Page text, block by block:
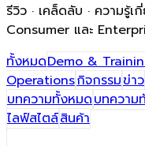
รีวิว · เคล็ดลับ · ความรู้
Consumer และ
ทั้งหมดDemo &
Operationsกิจกรรมข่าว
บทความทั้งหมดบทความ
ไลฟ์สไตล์สินค้า